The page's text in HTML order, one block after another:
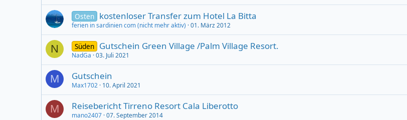
Osten kostenloser Transfer zum Hotel La Bitta
ferien in sardinien com (nicht mehr aktiv) 01. März 2012
N Süden Gutschein Green Village /Palm Village Resort.
NadGa 03. Juli 2021
M Gutschein
Max1702 10. April 2021
M Reisebericht Tirreno Resort Cala Liberotto
mano2407 07. September 2014